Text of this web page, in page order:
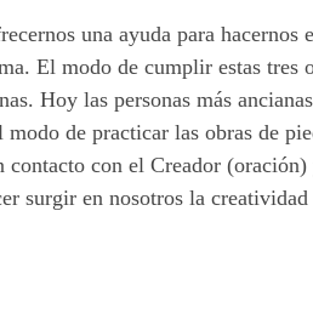
una ayuda para hacernos
El modo de cumplir estas tres
Hoy las personas más
de practicar las obras de
con el Creador
surgir en nosotros la